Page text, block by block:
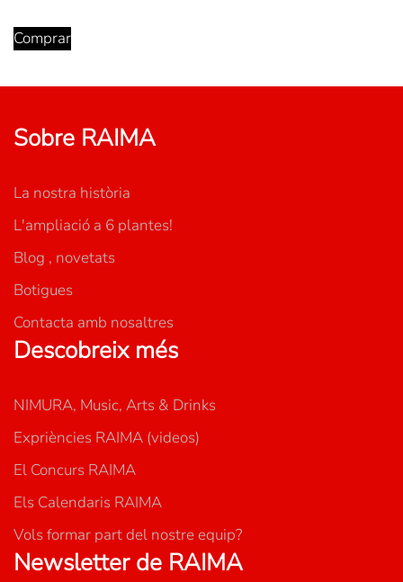
Comprarproducte
té
Les
opcions
poden
triar
la
pàgina
del
producte
Sobre RAIMA
La nostra història
L'ampliació a 6 plantes!
Blog , novetats
Botigues
Contacta amb nosaltres
Descobreix més
NIMURA, Music, Arts & Drinks
Expriències RAIMA (videos)
El Concurs RAIMA
Els Calendaris RAIMA
Vols formar part del nostre equip?
Newsletter de RAIMA